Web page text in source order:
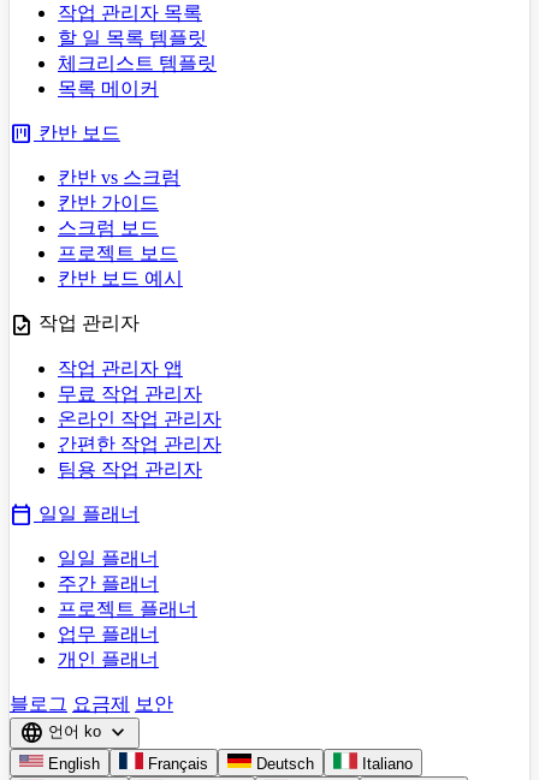
작업 관리자 목록
할 일 목록 템플릿
체크리스트 템플릿
목록 메이커
view_kanban 칸반 보드
칸반 vs 스크럼
칸반 가이드
스크럼 보드
프로젝트 보드
칸반 보드 예시
task 작업 관리자
작업 관리자 앱
무료 작업 관리자
온라인 작업 관리자
간편한 작업 관리자
팀용 작업 관리자
calendar_today 일일 플래너
일일 플래너
주간 플래너
프로젝트 플래너
업무 플래너
개인 플래너
블로그 요금제 보안
language 언어 ko expand_more
English Français Deutsch
Italiano